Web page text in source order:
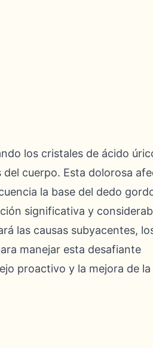
los cristales de ácido
cuerpo. Esta dolorosa
la base del dedo
significativa y
las causas subyacentes,
manejar esta desafiante
proactivo y la mejora de la